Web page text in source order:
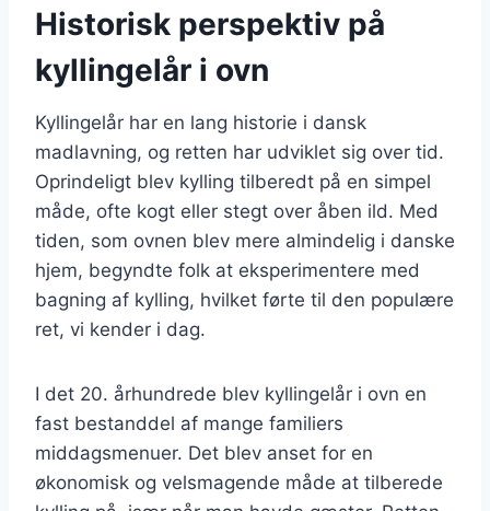
Historisk perspektiv på
kyllingelår i ovn
Kyllingelår har en lang historie i dansk
madlavning, og retten har udviklet sig over tid.
Oprindeligt blev kylling tilberedt på en simpel
måde, ofte kogt eller stegt over åben ild. Med
tiden, som ovnen blev mere almindelig i danske
hjem, begyndte folk at eksperimentere med
bagning af kylling, hvilket førte til den populære
ret, vi kender i dag.
I det 20. århundrede blev kyllingelår i ovn en
fast bestanddel af mange familiers
middagsmenuer. Det blev anset for en
økonomisk og velsmagende måde at tilberede